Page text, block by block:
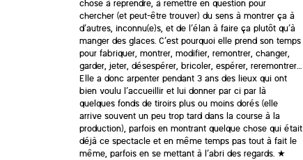
chose à reprendre, à remettre en question pour
chercher (et peut-être trouver) du sens à montrer ça à
d’autres, inconnu(e)s, et de l’élan à faire ça plutôt qu’à
manger des glaces. C’est pourquoi elle prend son temps
pour fabriquer, montrer, modifier, remontrer, changer,
garder, jeter, désespérer, bricoler, espérer, reremontrer…
Elle a donc arpenter pendant 3 ans des lieux qui ont
bien voulu l’accueillir et lui donner par ci par là
quelques fonds de tiroirs plus ou moins dorés (elle
arrive souvent un peu trop tard dans la course à la
production), parfois en montrant quelque chose qui était
déjà ce spectacle et en même temps pas tout à fait le
même, parfois en se mettant à l’abri des regards. ★